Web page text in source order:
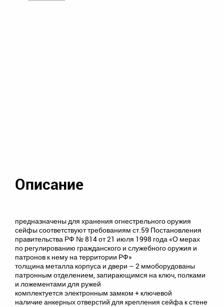
Описание
предназначены для хранения огнестрельного оружия
сейфы соответствуют требованиям ст.59 Постановления
правительства РФ № 814 от 21 июля 1998 года «О мерах
по регулированию гражданского и служебного оружия и
патронов к нему на территории РФ»
толщина металла корпуса и двери – 2 ммоборудованы
патронным отделением, запирающимся на ключ, полками
и ложементами для ружей
комплектуется электронным замком + ключевой
наличие анкерных отверстий для крепления сейфа к стене